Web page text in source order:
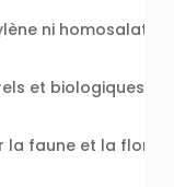
ni homosalate
et biologiques
la faune et la flore